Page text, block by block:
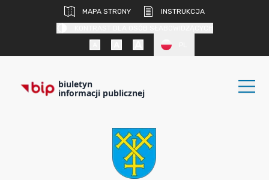
MAPA STRONY
INSTRUKCJA
biuletyn
informacji publicznej